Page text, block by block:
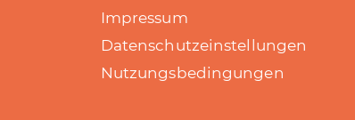
Impressum
Datenschutzeinstellungen
Nutzungsbedingungen